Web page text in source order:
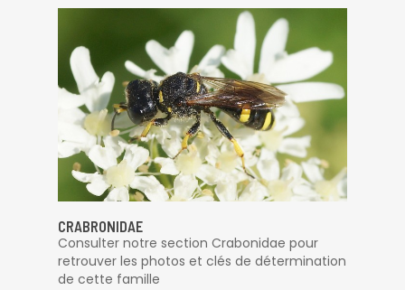
CRABRONIDAE
Consulter notre section Crabonidae pour
retrouver les photos et clés de détermination
de cette famille